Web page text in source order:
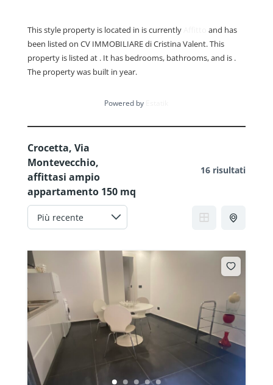
This style property is located in is currently
and has
been listed on CV IMMOBILIARE di Cristina Valent. This
property is listed at . It has bedrooms, bathrooms, and is .
The property was built in year.
Powered by
Crocetta, Via
Montevecchio,
affittasi ampio
appartamento 150 mq
16 risultati